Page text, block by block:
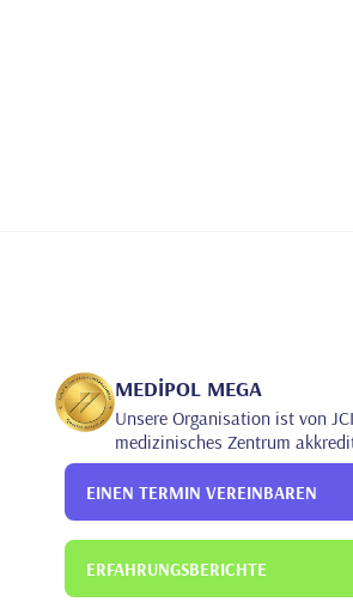
MEDİPOL MEGA
Unsere Organisation ist von
medizinisches Zentrum
EINEN TERMIN VEREINBAREN
ERFAHRUNGSBERICHTE